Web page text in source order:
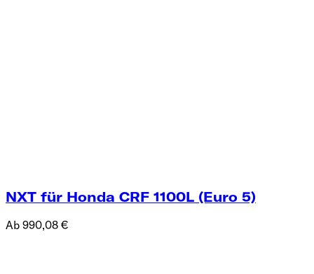
NXT für Honda CRF 1100L (Euro 5)
Ab 990,08 €